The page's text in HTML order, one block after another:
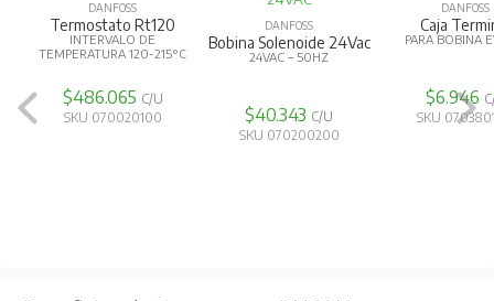
DANFOSS
Termostato Rt120
INTERVALO DE
TEMPERATURA 120-215°C
$486.065 C/U
SKU 070020100
DANFOSS
Bobina Solenoide 24Vac
24VAC – 50HZ
$40.343 C/U
SKU 070200200
DANFOSS
Caja
PARA BOBINA
$6.946
SKU